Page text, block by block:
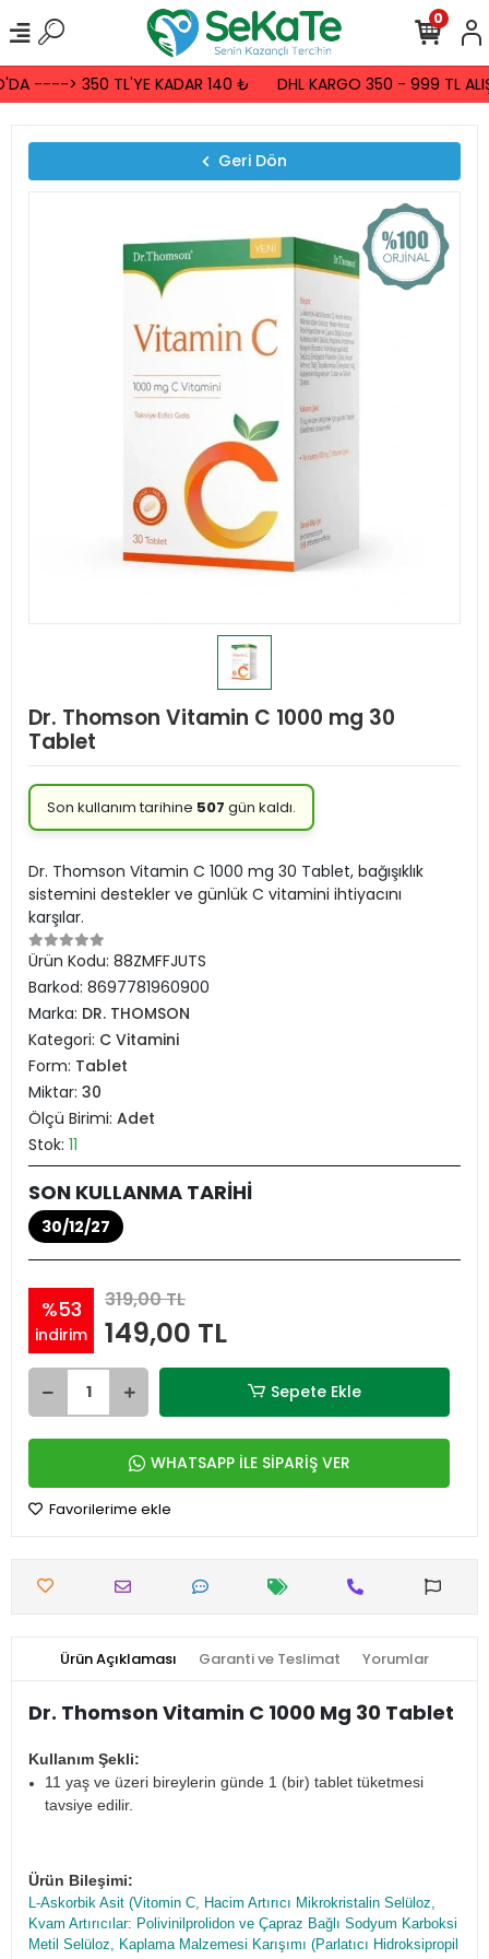
----> 350 TL'YE KADAR 140 ₺ DHL KARGO 350 - 999 TL
0
Geri Dön
Dr. Thomson Vitamin C 1000 mg 30
Tablet
Son kullanım tarihine 507 gün kaldı.
Dr. Thomson Vitamin C 1000 mg 30 Tablet, bağışıklık
sistemini destekler ve günlük C vitamini ihtiyacını
karşılar.
Ürün Kodu: 88ZMFFJUTS
Barkod: 8697781960900
Marka: DR. THOMSON
Kategori: C Vitamini
Form: Tablet
Miktar: 30
Ölçü Birimi: Adet
Stok: 11
SON KULLANMA TARİHİ
30/12/27
%53
indirim
319,00 TL
149,00 TL
Sepete Ekle
WHATSAPP İLE SİPARİŞ VER
Favorilerime ekle
Ürün Açıklaması Garanti ve Teslimat Yorumlar
Dr. Thomson Vitamin C 1000 Mg 30 Tablet
Kullanım Şekli:
11 yaş ve üzeri bireylerin günde 1 (bir) tablet tüketmesi
tavsiye edilir.
Ürün Bileşimi:
L-Askorbik Asit (Vitomin C, Hacim Artırıcı Mikrokristalin Selüloz,
Kvam Artırıcılar: Polivinilprolidon ve Çapraz Bağlı Sodyum Karboksi
Metil Selüloz, Kaplama Malzemesi Karışımı (Parlatıcı Hidroksipropil